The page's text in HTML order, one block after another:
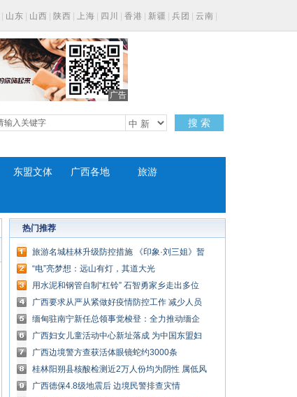
山东 山西 陕西 上海 四川 香港 新疆 兵团 云南
广告
搜 索
东盟文体 广西各地 旅游
热门推荐
旅游名城桂林升级防控措施 《印象·刘三姐》暂
停演出
“电”亮梦想：远山有灯，其道大光
用水泥和钢管自制“杠铃” 石智勇家乡走出多位
举重冠军
广西要求从严从紧做好疫情防控工作 减少人员
聚集
缅甸驻南宁新任总领事觉梭登：全力推动缅企
业参展东博会
广西妇女儿童活动中心新址落成 为中国东盟妇
女儿童交流提供新平台
广西边境警方查获活体眼镜蛇约3000条
桂林阳朔县核酸检测近2万人份均为阴性 属低风
险地区
广西德保4.8级地震后 边境民警排查灾情